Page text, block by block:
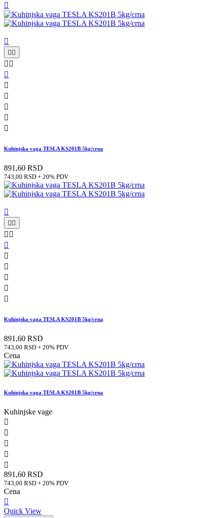



 






Kuhinjska vaga TESLA KS201B 5kg/crna
891,60 RSD
743,00 RSD + 20% PDV


 






Kuhinjska vaga TESLA KS201B 5kg/crna
891,60 RSD
743,00 RSD + 20% PDV
Cena
Kuhinjska vaga TESLA KS201B 5kg/crna
Kuhinjske vage





891,60 RSD
743,00 RSD + 20% PDV
Cena

Quick View